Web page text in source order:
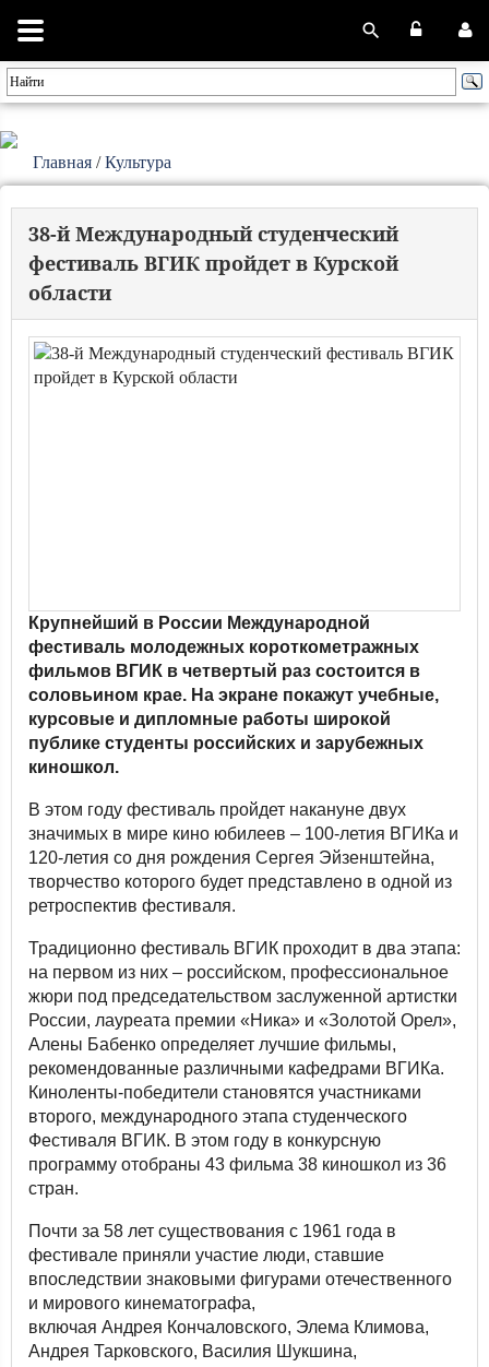
Главная /Культура
38-й Международный студенческий
фестиваль ВГИК пройдет в Курской
области
Крупнейший в России Международной
фестиваль молодежных короткометражных
фильмов ВГИК в четвертый раз состоится в
соловьином крае. На экране покажут учебные,
курсовые и дипломные работы широкой
публике студенты российских и зарубежных
киношкол.
В этом году фестиваль пройдет накануне двух
значимых в мире кино юбилеев – 100-летия ВГИКа и
120-летия со дня рождения Сергея Эйзенштейна,
творчество которого будет представлено в одной из
ретроспектив фестиваля.
Традиционно фестиваль ВГИК проходит в два этапа:
на первом из них – российском, профессиональное
жюри под председательством заслуженной артистки
России, лауреата премии «Ника» и «Золотой Орел»,
Алены Бабенко определяет лучшие фильмы,
рекомендованные различными кафедрами ВГИКа.
Киноленты-победители становятся участниками
второго, международного этапа студенческого
Фестиваля ВГИК. В этом году в конкурсную
программу отобраны 43 фильма 38 киношкол из 36
стран.
Почти за 58 лет существования с 1961 года в
фестивале приняли участие люди, ставшие
впоследствии знаковыми фигурами отечественного
и мирового кинематографа,
включая Андрея Кончаловского, Элема Климова,
Андрея Тарковского, Василия Шукшина,